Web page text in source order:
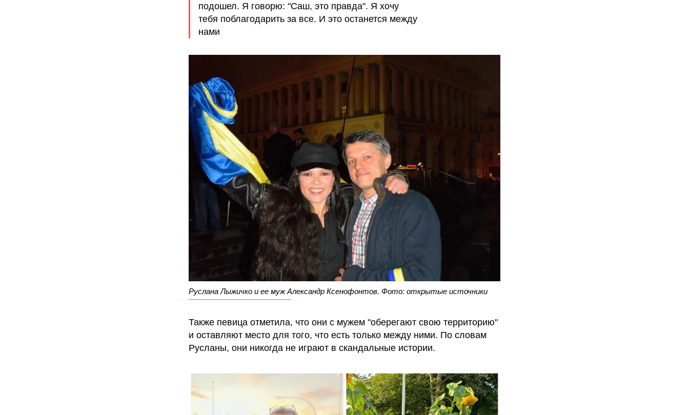
подошел. Я говорю: "Саш, это правда". Я хочу
тебя поблагодарить за все. И это останется между
нами
Руслана Лыжичко и ее муж Александр Ксенофонтов. Фото: открытые источники
Также певица отметила, что они с мужем "оберегают свою территорию"
и оставляют место для того, что есть только между ними. По словам
Русланы, они никогда не играют в скандальные истории.